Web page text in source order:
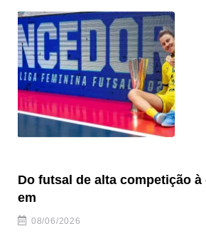
Do futsal de alta competição
em
08/06/2026